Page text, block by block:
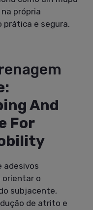
própria
prática e segura.
And
For
adesivos
orientar o
subjacente,
de atrito e